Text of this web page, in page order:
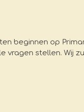
beginnen op
vragen stellen. Wij